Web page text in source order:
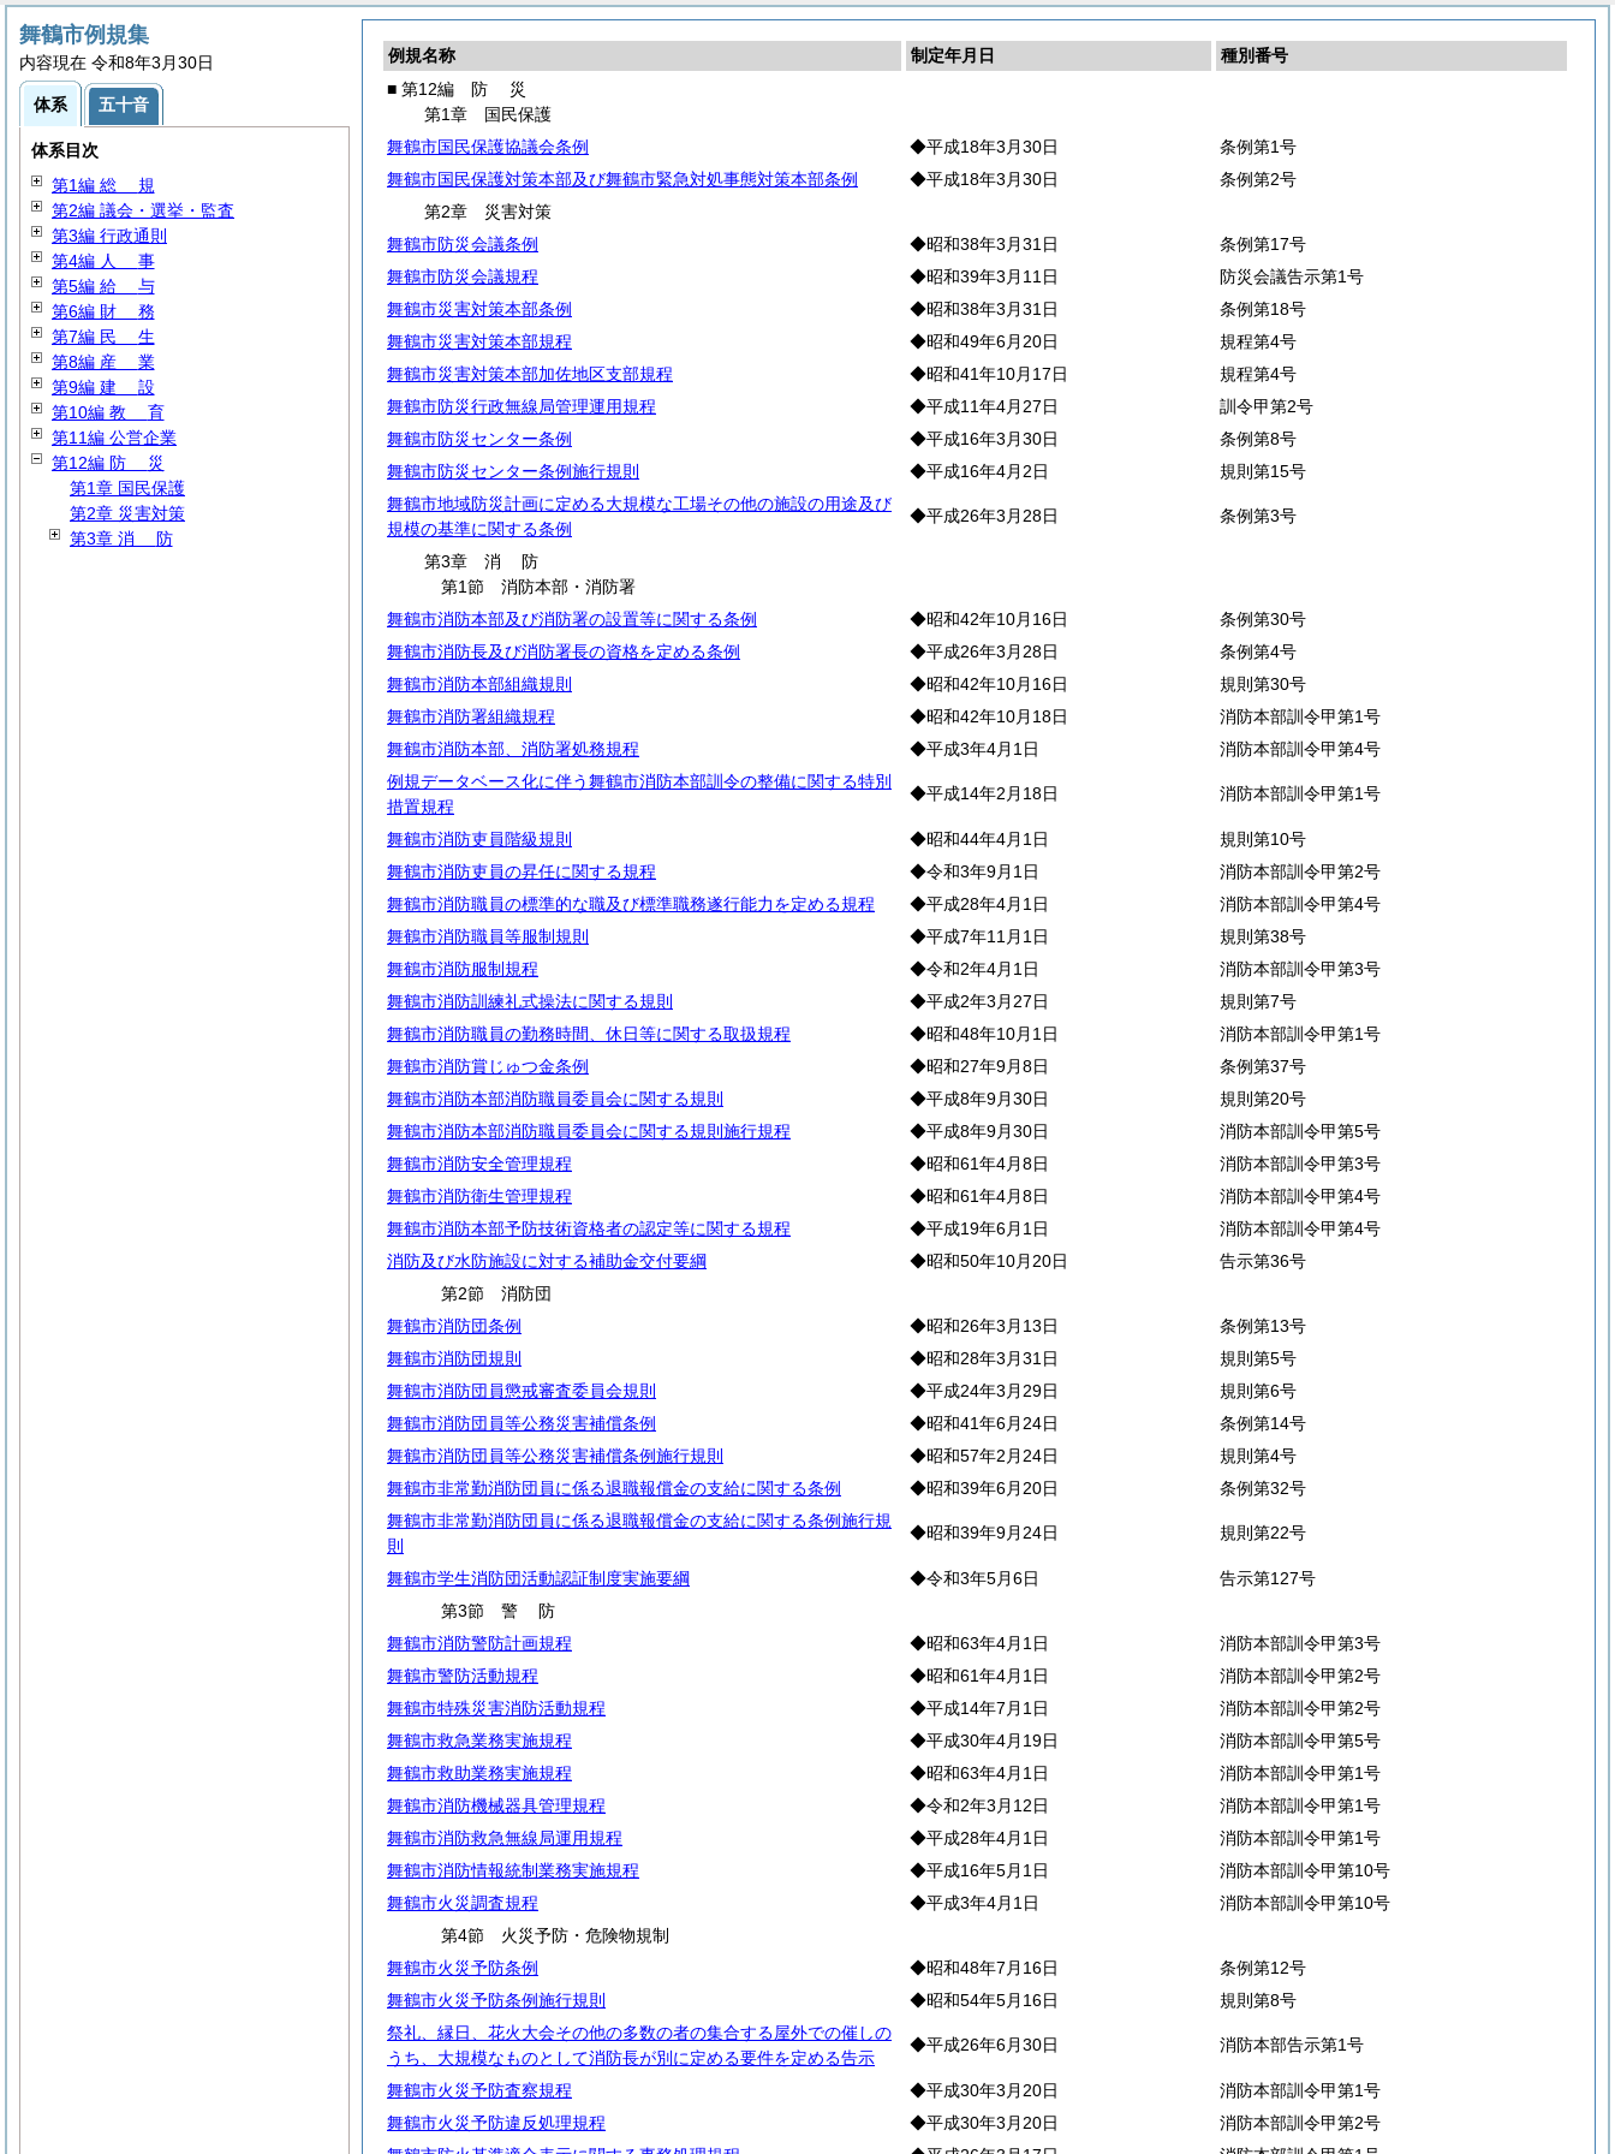
例規名称 制定年月日
種別番号
■ 第12編 防 災
第1章 国民保護
舞鶴市国民保護協議会条例
◆平成18年3月30日
条例第1号
舞鶴市国民保護対策本部及び舞鶴市緊急対処事態対策本部条例
◆平成18年3月30日
条例第2号
第2章 災害対策
舞鶴市防災会議条例
◆昭和38年3月31日
条例第17号
舞鶴市防災会議規程
◆昭和39年3月11日
防災会議告示第1号
舞鶴市災害対策本部条例
◆昭和38年3月31日
条例第18号
舞鶴市災害対策本部規程
◆昭和49年6月20日
規程第4号
舞鶴市災害対策本部加佐地区支部規程
◆昭和41年10月17日
規程第4号
舞鶴市防災行政無線局管理運用規程
◆平成11年4月27日
訓令甲第2号
舞鶴市防災センター条例
◆平成16年3月30日
条例第8号
舞鶴市防災センター条例施行規則
◆平成16年4月2日
規則第15号
舞鶴市地域防災計画に定める大規模な工場その他の施設の用途及び
規模の基準に関する条例
◆平成26年3月28日 条例第3号
第3章 消 防
第1節 消防本部・消防署
舞鶴市消防本部及び消防署の設置等に関する条例
◆昭和42年10月16日
条例第30号
舞鶴市消防長及び消防署長の資格を定める条例
◆平成26年3月28日
条例第4号
舞鶴市消防本部組織規則
◆昭和42年10月16日
規則第30号
舞鶴市消防署組織規程
◆昭和42年10月18日
消防本部訓令甲第1号
舞鶴市消防本部、消防署処務規程
◆平成3年4月1日
消防本部訓令甲第4号
例規データベース化に伴う舞鶴市消防本部訓令の整備に関する特別
措置規程
◆平成14年2月18日 消防本部訓令甲第1号
舞鶴市消防吏員階級規則 ◆昭和44年4月1日
規則第10号
舞鶴市消防吏員の昇任に関する規程
◆令和3年9月1日
消防本部訓令甲第2号
舞鶴市消防職員の標準的な職及び標準職務遂行能力を定める規程
◆平成28年4月1日
消防本部訓令甲第4号
舞鶴市消防職員等服制規則
◆平成7年11月1日
規則第38号
舞鶴市消防服制規程
◆令和2年4月1日
消防本部訓令甲第3号
舞鶴市消防訓練礼式操法に関する規則
◆平成2年3月27日
規則第7号
舞鶴市消防職員の勤務時間、休日等に関する取扱規程
◆昭和48年10月1日
消防本部訓令甲第1号
舞鶴市消防賞じゅつ金条例
◆昭和27年9月8日
条例第37号
舞鶴市消防本部消防職員委員会に関する規則
◆平成8年9月30日
規則第20号
舞鶴市消防本部消防職員委員会に関する規則施行規程
◆平成8年9月30日
消防本部訓令甲第5号
舞鶴市消防安全管理規程
◆昭和61年4月8日
消防本部訓令甲第3号
舞鶴市消防衛生管理規程
◆昭和61年4月8日
消防本部訓令甲第4号
舞鶴市消防本部予防技術資格者の認定等に関する規程
◆平成19年6月1日
消防本部訓令甲第4号
消防及び水防施設に対する補助金交付要綱
◆昭和50年10月20日
告示第36号
第2節 消防団
舞鶴市消防団条例
◆昭和26年3月13日
条例第13号
舞鶴市消防団規則
◆昭和28年3月31日
規則第5号
舞鶴市消防団員懲戒審査委員会規則
◆平成24年3月29日
規則第6号
舞鶴市消防団員等公務災害補償条例
◆昭和41年6月24日
条例第14号
舞鶴市消防団員等公務災害補償条例施行規則
◆昭和57年2月24日
規則第4号
舞鶴市非常勤消防団員に係る退職報償金の支給に関する条例
◆昭和39年6月20日
条例第32号
舞鶴市非常勤消防団員に係る退職報償金の支給に関する条例施行規
則
◆昭和39年9月24日 規則第22号
舞鶴市学生消防団活動認証制度実施要綱 ◆令和3年5月6日
告示第127号
第3節 警 防
舞鶴市消防警防計画規程
◆昭和63年4月1日
消防本部訓令甲第3号
舞鶴市警防活動規程
◆昭和61年4月1日
消防本部訓令甲第2号
舞鶴市特殊災害消防活動規程
◆平成14年7月1日
消防本部訓令甲第2号
舞鶴市救急業務実施規程
◆平成30年4月19日
消防本部訓令甲第5号
舞鶴市救助業務実施規程
◆昭和63年4月1日
消防本部訓令甲第1号
舞鶴市消防機械器具管理規程
◆令和2年3月12日
消防本部訓令甲第1号
舞鶴市消防救急無線局運用規程
◆平成28年4月1日
消防本部訓令甲第1号
舞鶴市消防情報統制業務実施規程
◆平成16年5月1日
消防本部訓令甲第10号
舞鶴市火災調査規程
◆平成3年4月1日
消防本部訓令甲第10号
第4節 火災予防・危険物規制
舞鶴市火災予防条例
◆昭和48年7月16日
条例第12号
舞鶴市火災予防条例施行規則
◆昭和54年5月16日
規則第8号
祭礼、縁日、花火大会その他の多数の者の集合する屋外での催しの
うち、大規模なものとして消防長が別に定める要件を定める告示
◆平成26年6月30日 消防本部告示第1号
舞鶴市火災予防査察規程 ◆平成30年3月20日
消防本部訓令甲第1号
舞鶴市火災予防違反処理規程
◆平成30年3月20日
消防本部訓令甲第2号
舞鶴市例規集
内容現在 令和8年3月30日
体系 五十音
体系目次
第1編 総 規
第2編 議会・選挙・監査
第3編 行政通則
第4編 人 事
第5編 給 与
第6編 財 務
第7編 民 生
第8編 産 業
第9編 建 設
第10編 教 育
第11編 公営企業
第12編 防 災
第1章 国民保護
第2章 災害対策
第3章 消 防